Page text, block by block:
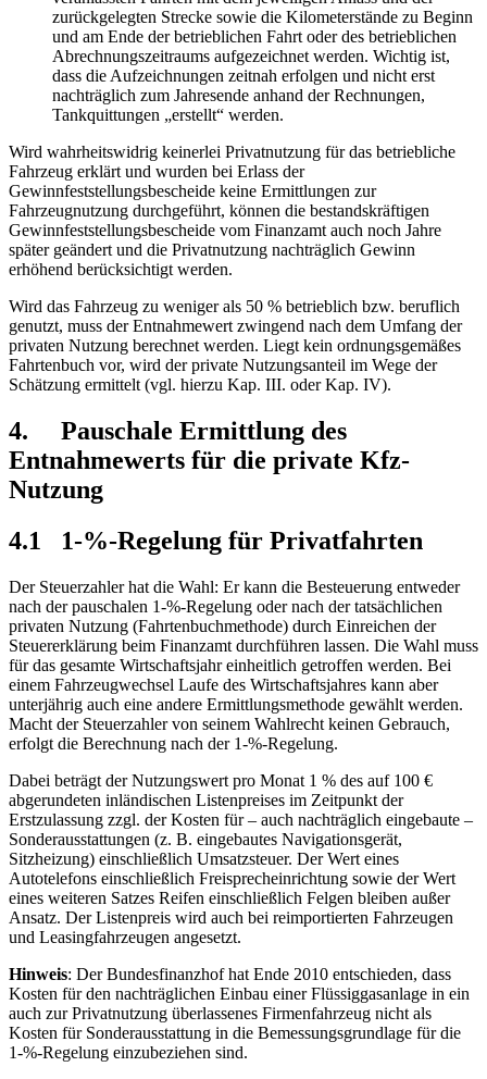
zurückgelegten Strecke sowie die Kilometerstände zu Beginn
und am Ende der betrieblichen Fahrt oder des betrieblichen
Abrechnungszeitraums aufgezeichnet werden. Wichtig ist,
dass die Aufzeichnungen zeitnah erfolgen und nicht erst
nachträglich zum Jahresende anhand der Rechnungen,
Tankquittungen „erstellt“ werden.
Wird wahrheitswidrig keinerlei Privatnutzung für das betriebliche
Fahrzeug erklärt und wurden bei Erlass der
Gewinnfeststellungsbescheide keine Ermittlungen zur
Fahrzeugnutzung durchgeführt, können die bestandskräftigen
Gewinnfeststellungsbescheide vom Finanzamt auch noch Jahre
später geändert und die Privatnutzung nachträglich Gewinn
erhöhend berücksichtigt werden.
Wird das Fahrzeug zu weniger als 50 % betrieblich bzw. beruflich
genutzt, muss der Entnahmewert zwingend nach dem Umfang der
privaten Nutzung berechnet werden. Liegt kein ordnungsgemäßes
Fahrtenbuch vor, wird der private Nutzungsanteil im Wege der
Schätzung ermittelt (vgl. hierzu Kap. III. oder Kap. IV).
4. Pauschale Ermittlung des
Entnahmewerts für die private Kfz-
Nutzung
4.1 1-%-Regelung für Privatfahrten
Der Steuerzahler hat die Wahl: Er kann die Besteuerung entweder
nach der pauschalen 1-%-Regelung oder nach der tatsächlichen
privaten Nutzung (Fahrtenbuchmethode) durch Einreichen der
Steuererklärung beim Finanzamt durchführen lassen. Die Wahl muss
für das gesamte Wirtschaftsjahr einheitlich getroffen werden. Bei
einem Fahrzeugwechsel Laufe des Wirtschaftsjahres kann aber
unterjährig auch eine andere Ermittlungsmethode gewählt werden.
Macht der Steuerzahler von seinem Wahlrecht keinen Gebrauch,
erfolgt die Berechnung nach der 1-%-Regelung.
Dabei beträgt der Nutzungswert pro Monat 1 % des auf 100 €
abgerundeten inländischen Listenpreises im Zeitpunkt der
Erstzulassung zzgl. der Kosten für – auch nachträglich eingebaute –
Sonderausstattungen (z. B. eingebautes Navigationsgerät,
Sitzheizung) einschließlich Umsatzsteuer. Der Wert eines
Autotelefons einschließlich Freisprecheinrichtung sowie der Wert
eines weiteren Satzes Reifen einschließlich Felgen bleiben außer
Ansatz. Der Listenpreis wird auch bei reimportierten Fahrzeugen
und Leasingfahrzeugen angesetzt.
Hinweis: Der Bundesfinanzhof hat Ende 2010 entschieden, dass
Kosten für den nachträglichen Einbau einer Flüssiggasanlage in ein
auch zur Privatnutzung überlassenes Firmenfahrzeug nicht als
Kosten für Sonderausstattung in die Bemessungsgrundlage für die
1-%-Regelung einzubeziehen sind.